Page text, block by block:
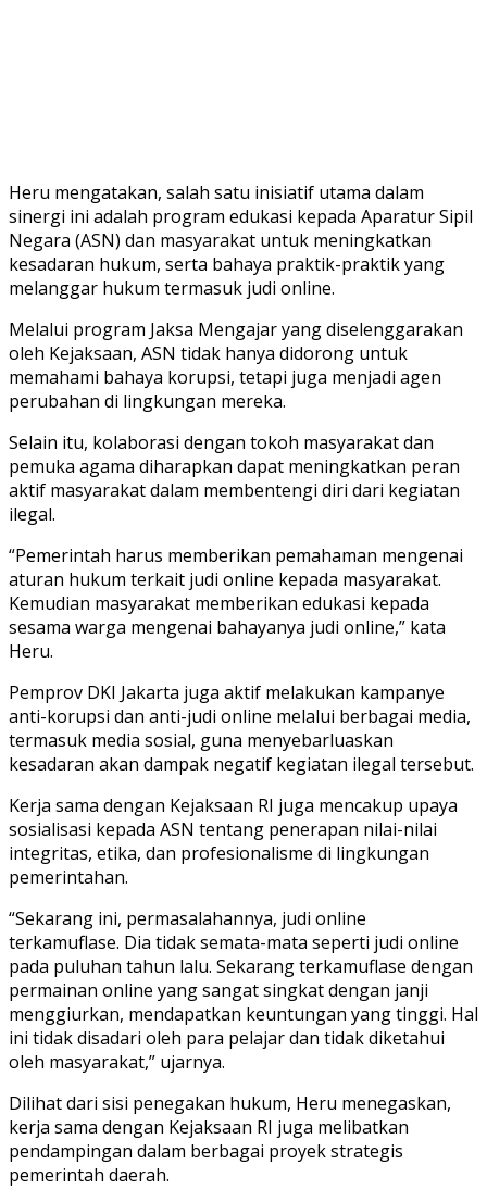
Heru mengatakan, salah satu inisiatif utama dalam
sinergi ini adalah program edukasi kepada Aparatur Sipil
Negara (ASN) dan masyarakat untuk meningkatkan
kesadaran hukum, serta bahaya praktik-praktik yang
melanggar hukum termasuk judi online.
Melalui program Jaksa Mengajar yang diselenggarakan
oleh Kejaksaan, ASN tidak hanya didorong untuk
memahami bahaya korupsi, tetapi juga menjadi agen
perubahan di lingkungan mereka.
Selain itu, kolaborasi dengan tokoh masyarakat dan
pemuka agama diharapkan dapat meningkatkan peran
aktif masyarakat dalam membentengi diri dari kegiatan
ilegal.
“Pemerintah harus memberikan pemahaman mengenai
aturan hukum terkait judi online kepada masyarakat.
Kemudian masyarakat memberikan edukasi kepada
sesama warga mengenai bahayanya judi online,” kata
Heru.
Pemprov DKI Jakarta juga aktif melakukan kampanye
anti-korupsi dan anti-judi online melalui berbagai media,
termasuk media sosial, guna menyebarluaskan
kesadaran akan dampak negatif kegiatan ilegal tersebut.
Kerja sama dengan Kejaksaan RI juga mencakup upaya
sosialisasi kepada ASN tentang penerapan nilai-nilai
integritas, etika, dan profesionalisme di lingkungan
pemerintahan.
“Sekarang ini, permasalahannya, judi online
terkamuflase. Dia tidak semata-mata seperti judi online
pada puluhan tahun lalu. Sekarang terkamuflase dengan
permainan online yang sangat singkat dengan janji
menggiurkan, mendapatkan keuntungan yang tinggi. Hal
ini tidak disadari oleh para pelajar dan tidak diketahui
oleh masyarakat,” ujarnya.
Dilihat dari sisi penegakan hukum, Heru menegaskan,
kerja sama dengan Kejaksaan RI juga melibatkan
pendampingan dalam berbagai proyek strategis
pemerintah daerah.